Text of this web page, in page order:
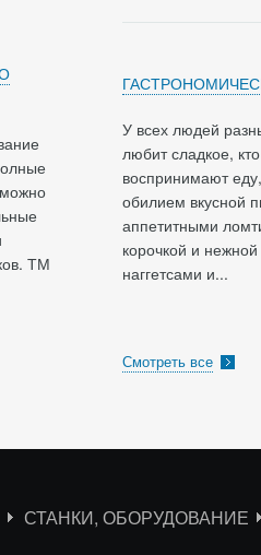
ТМ
У всех людей
любит сладкое,
воспринимают
обилием вкусной
аппетитными
корочкой и
наггетсами и...
Смотреть все
СТАНКИ, ОБОРУДОВАНИЕ